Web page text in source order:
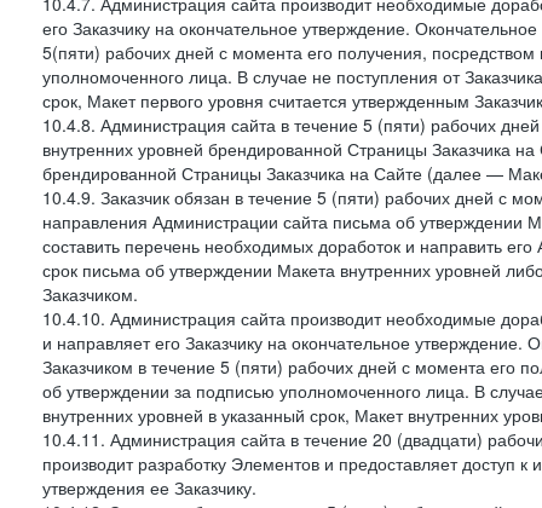
его Заказчику на окончательное утверждение.
5(пяти) рабочих дней с момента его получения,
уполномоченного лица. В случае не поступления от
срок, Макет первого уровня считается утвержденным
10.4.8. Администрация сайта в течение 5 (пяти) рабочих
внутренних уровней брендированной Страницы Заказчика
брендированной Страницы Заказчика на Сайте (далее —
10.4.9. Заказчик обязан в течение 5 (пяти) рабочих дней с
направления Администрации сайта письма об утверждении
составить перечень необходимых доработок и направить
срок письма об утверждении Макета внутренних уровней
Заказчиком.
10.4.10. Администрация сайта производит необходимые
и направляет его Заказчику на окончательное
Заказчиком в течение 5 (пяти) рабочих дней с момента его
об утверждении за подписью уполномоченного лица. В
внутренних уровней в указанный срок, Макет внутренних
10.4.11. Администрация сайта в течение 20 (двадцати)
производит разработку Элементов и предоставляет доступ
утверждения ее Заказчику.